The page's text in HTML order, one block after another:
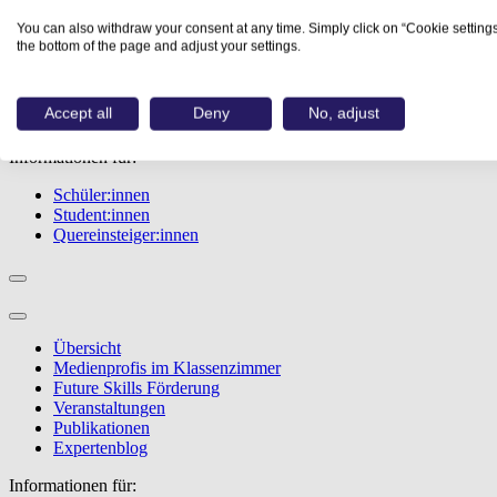
Übersicht
Berufe
Studiengänge
Berufstest
Bewerbungstipps
Informationen für:
Schüler:innen
Student:innen
Quereinsteiger:innen
Übersicht
Medienprofis im Klassenzimmer
Future Skills Förderung
Veranstaltungen
Publikationen
Expertenblog
Informationen für:
You can also withdraw your consent at any time. Simply click on “Cookie
the bottom of the page and adjust your settings.
Accept all Deny No, adjust